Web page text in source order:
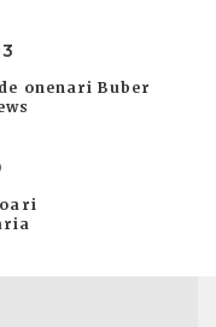
onenari Buber